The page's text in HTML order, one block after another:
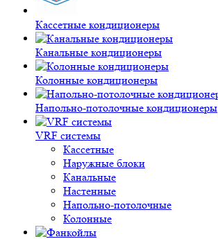
Кассетные кондиционеры
Канальные кондиционеры
Колонные кондиционеры
Напольно-потолочные кондиционеры
VRF системы
Кассетные
Наружные блоки
Канальные
Настенные
Напольно-потолочные
Колонные